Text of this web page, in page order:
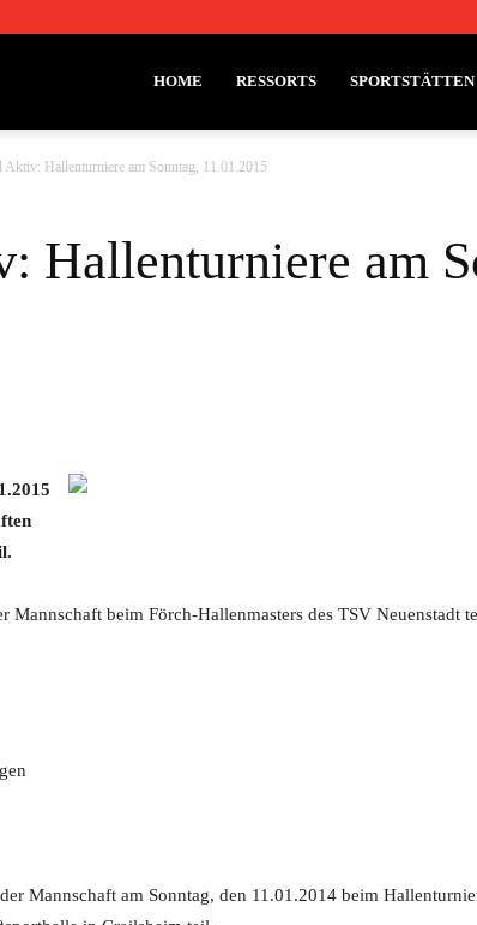
HOME RESSORTS SPORTSTÄTTEN
Aktiv: Hallenturniere am Sonntag, 11.01.2015
Hallenturniere am
beim Förch-Hallenmasters des TSV Neuenstadt
Mannschaft am Sonntag, den 11.01.2014 beim